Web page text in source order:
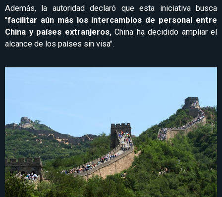
Además, la autoridad declaró que esta iniciativa busca
"facilitar aún más los intercambios de personal entre
China y países extranjeros,China ha decidido ampliar el
alcance de los países sin visa".